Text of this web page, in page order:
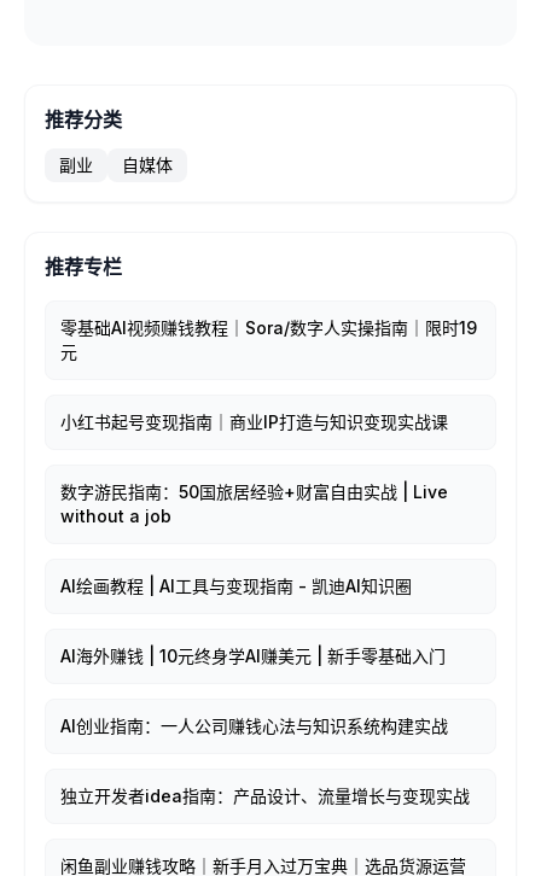
推荐分类
副业 自媒体
推荐专栏
零基础AI视频赚钱教程｜Sora/数字人实操指南｜限时19
元
小红书起号变现指南｜商业IP打造与知识变现实战课
数字游民指南：50国旅居经验+财富自由实战 | Live
without a job
AI绘画教程 | AI工具与变现指南 - 凯迪AI知识圈
AI海外赚钱 | 10元终身学AI赚美元 | 新手零基础入门
AI创业指南：一人公司赚钱心法与知识系统构建实战
独立开发者idea指南：产品设计、流量增长与变现实战
闲鱼副业赚钱攻略｜新手月入过万宝典｜选品货源运营